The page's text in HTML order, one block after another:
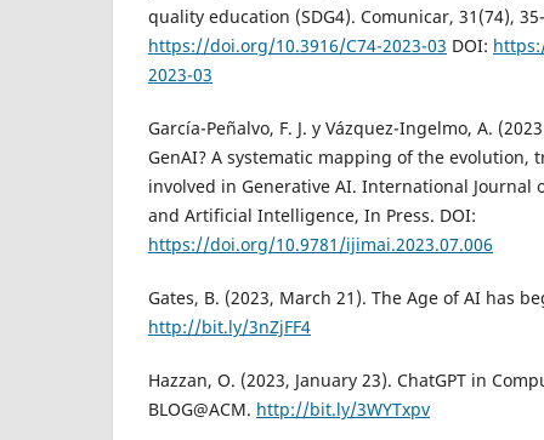
quality education (SDG4). Comunicar, 31(74),
https://doi.org/10.3916/C74-2023-03 DOI:
2023-03
García-Peñalvo, F. J. y Vázquez-Ingelmo, A.
GenAI? A systematic mapping of the evolution,
involved in Generative AI. International
and Artificial Intelligence, In Press. DOI:
https://doi.org/10.9781/ijimai.2023.07.006
Gates, B. (2023, March 21). The Age of AI has
http://bit.ly/3nZjFF4
Hazzan, O. (2023, January 23). ChatGPT in
BLOG@ACM. http://bit.ly/3WYTxpv